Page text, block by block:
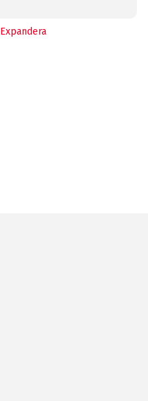
Expandera